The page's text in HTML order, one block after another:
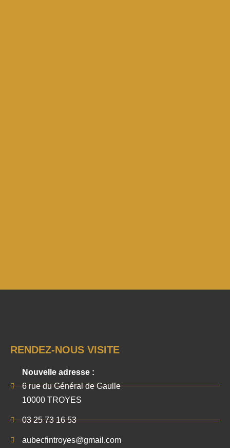
RENDEZ-NOUS VISITE
Nouvelle adresse :
6 rue du Général de Gaulle
10000 TROYES
03 25 73 16 53
aubecfintroyes@gmail.com